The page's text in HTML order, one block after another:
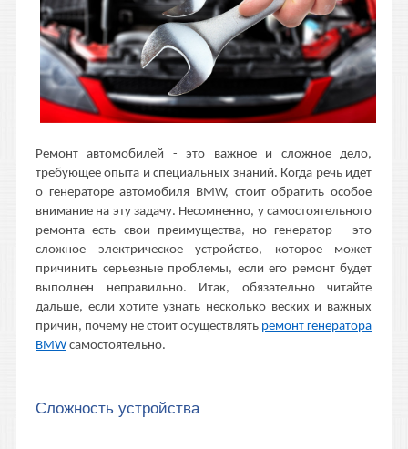
Ремонт автомобилей - это важное и сложное дело,
требующее опыта и специальных знаний. Когда речь идет
о генераторе автомобиля BMW, стоит обратить особое
внимание на эту задачу. Несомненно, у самостоятельного
ремонта есть свои преимущества, но генератор - это
сложное электрическое устройство, которое может
причинить серьезные проблемы, если его ремонт будет
выполнен неправильно. Итак, обязательно читайте
дальше, если хотите узнать несколько веских и важных
причин, почему не стоит осуществлять ремонт генератора
BMWсамостоятельно.
Сложность устройства